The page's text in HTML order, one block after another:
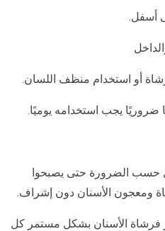
أسفل.
أو استخدام منظف اللسان.
ضروريًا يجب استخدامه يوميًا.
حسب الضرورة حتى يصبحوا
ومعجون الأسنان دون إشراف.
فرشاة الأسنان بشكل مستمر كل